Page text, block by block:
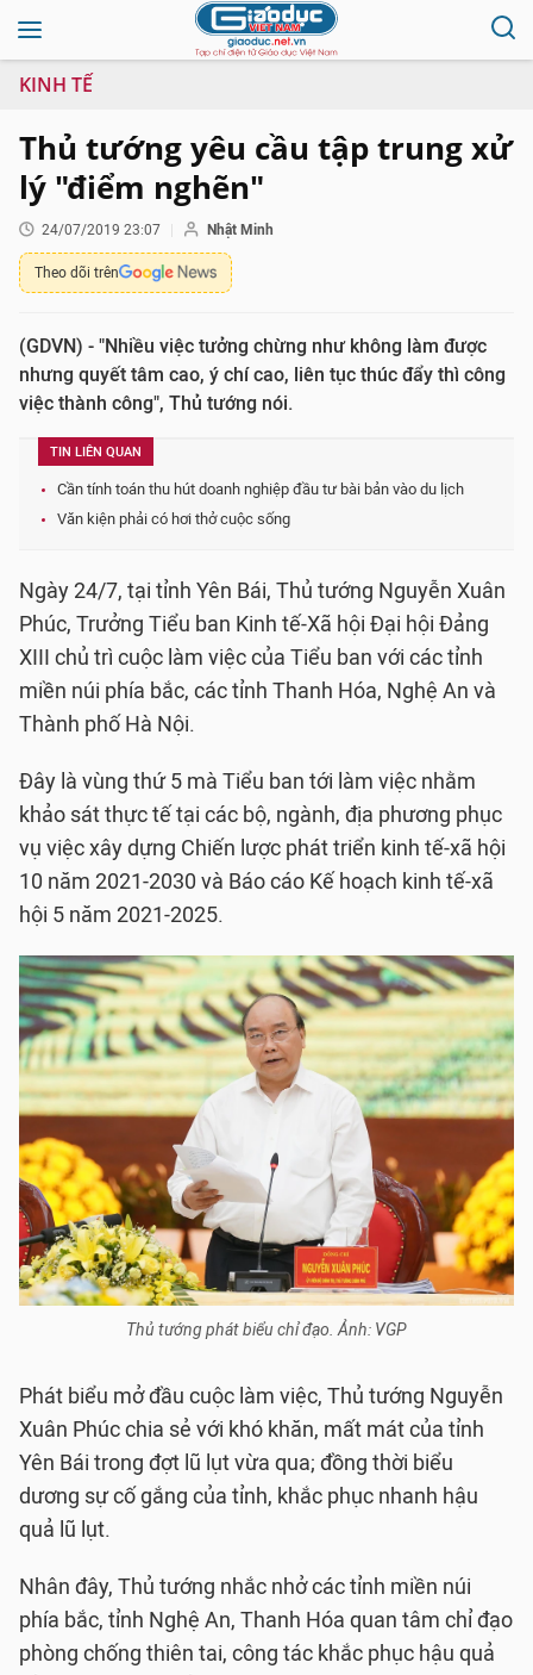
KINH TẾ
Thủ tướng yêu cầu tập trung xử
lý "điểm nghẽn"
24/07/2019 23:07 Nhật Minh
Theo dõi trên
(GDVN) - "Nhiều việc tưởng chừng như không làm được
nhưng quyết tâm cao, ý chí cao, liên tục thúc đẩy thì công
việc thành công", Thủ tướng nói.
TIN LIÊN QUAN
Cần tính toán thu hút doanh nghiệp đầu tư bài bản vào du lịch
Văn kiện phải có hơi thở cuộc sống
Ngày 24/7, tại tỉnh Yên Bái, Thủ tướng Nguyễn Xuân
Phúc, Trưởng Tiểu ban Kinh tế-Xã hội Đại hội Đảng
XIII chủ trì cuộc làm việc của Tiểu ban với các tỉnh
miền núi phía bắc, các tỉnh Thanh Hóa, Nghệ An và
Thành phố Hà Nội.
Đây là vùng thứ 5 mà Tiểu ban tới làm việc nhằm
khảo sát thực tế tại các bộ, ngành, địa phương phục
vụ việc xây dựng Chiến lược phát triển kinh tế-xã hội
10 năm 2021-2030 và Báo cáo Kế hoạch kinh tế-xã
hội 5 năm 2021-2025.
Thủ tướng phát biểu chỉ đạo. Ảnh: VGP
Phát biểu mở đầu cuộc làm việc, Thủ tướng Nguyễn
Xuân Phúc chia sẻ với khó khăn, mất mát của tỉnh
Yên Bái trong đợt lũ lụt vừa qua; đồng thời biểu
dương sự cố gắng của tỉnh, khắc phục nhanh hậu
quả lũ lụt.
Nhân đây, Thủ tướng nhắc nhở các tỉnh miền núi
phía bắc, tỉnh Nghệ An, Thanh Hóa quan tâm chỉ đạo
phòng chống thiên tai, công tác khắc phục hậu quả